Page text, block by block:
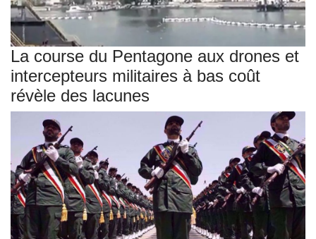
La course du Pentagone aux drones et
intercepteurs militaires à bas coût
révèle des lacunes